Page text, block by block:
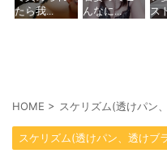
HOME > スケリズム(透けパン
スケリズム(透けパン、透けブ